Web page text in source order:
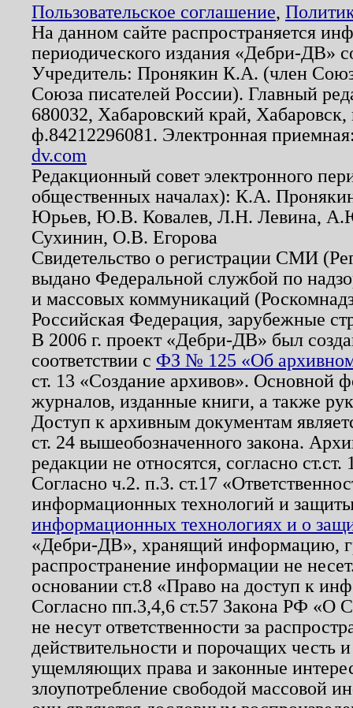
Пользовательское соглашение,
На данном сайте распространяется
периодического издания «Дебри-ДВ»
Учредитель: Пронякин К.А. (член
Союза писателей России). Главный
680032, Хабаровский край,
ф.84212296081. Электронная
dv.com
Редакционный совет электронного
общественных началах): К.А.
Юрьев, Ю.В. Ковалев, Л.Н. Левина,
Сухинин, О.В. Егорова
Свидетельство о регистрации СМИ
выдано Федеральной службой по
и массовых коммуникаций
Российская Федерация, зарубежные
В 2006 г. проект «Дебри-ДВ» был
соответствии с ФЗ № 125 «Об
ст. 13 «Создание архивов». Основной
журналов, изданные книги, а также
Доступ к архивным документам
ст. 24 вышеобозначенного закона.
редакции не относятся, согласно
Согласно ч.2. п.3. ст.17
информационных технологий и
информационных технологиях и о
«Дебри-ДВ», хранящий информацию,
распространение информации не
основании ст.8 «Право на доступ к
Согласно пп.3,4,6 ст.57 Закона РФ «О
не несут ответственности за
действительности и порочащих честь
ущемляющих права и законные
злоупотребление свободой массовой